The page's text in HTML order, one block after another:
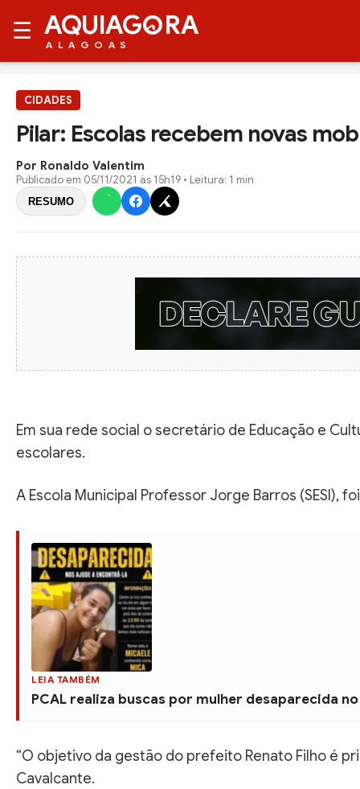
☰ AQUIAG RA
ALAGOAS
CIDADES
Pilar: Escolas recebem novas
Por Ronaldo Valentim
Publicado em 05/11/2021 às 15h19 • Leitura: 1 min
RESUMO
Em sua rede social o secretário de Educação e
escolares.
A Escola Municipal Professor Jorge Barros (SESI),
LEIA TAMBÉM
PCAL realiza buscas por mulher desaparecida
“O objetivo da gestão do prefeito Renato Filho é
Cavalcante.